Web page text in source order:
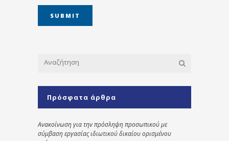
Πρόσφατα άρθρα
Ανακοίνωση για την πρόσληψη προσωπικού με
σύμβαση εργασίας ιδιωτικού δικαίου ορισμένου